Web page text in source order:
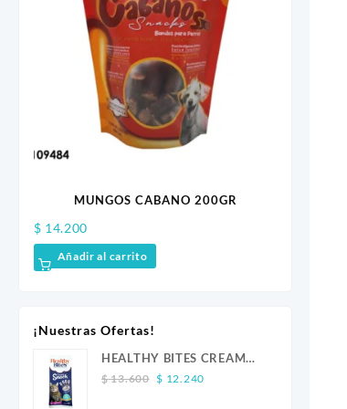
MUNGOS CABANO 200GR
$ 14.200
Añadir al carrito
¡Nuestras Ofertas!
HEALTHY BITES CREAM
GATO ATUN 4 UND
$13.600 Original
$ 12.240Current